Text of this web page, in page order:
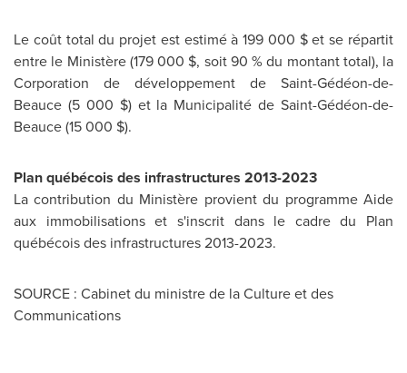
Le coût total du projet est estimé à 199 000 $ et se répartit
entre le Ministère (179 000 $, soit 90 % du montant total), la
Corporation de développement de Saint-Gédéon-de-
Beauce (5 000 $) et la Municipalité de Saint-Gédéon-de-
Beauce (15 000 $).
Plan québécois des infrastructures 2013-2023
La contribution du Ministère provient du programme Aide
aux immobilisations et s'inscrit dans le cadre du Plan
québécois des infrastructures 2013-2023.
SOURCE : Cabinet du ministre de la Culture et des
Communications